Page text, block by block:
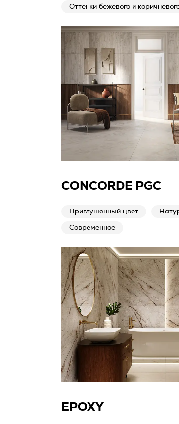
Оттенки бежевого и
CONCORDE PGC
Приглушенный цвет
Современное
EPOXY